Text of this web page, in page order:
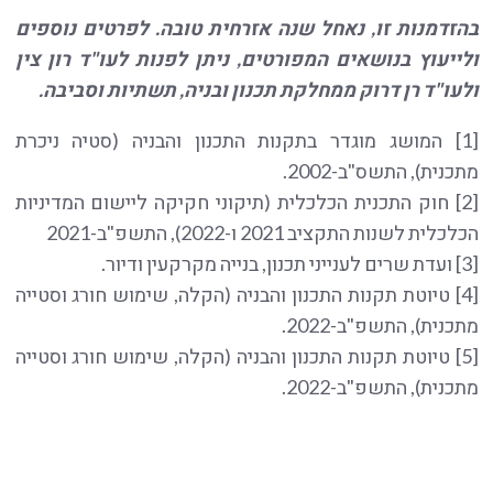
בהזדמנות זו, נאחל שנה אזרחית טובה. לפרטים נוספים
ולייעוץ בנושאים המפורטים, ניתן לפנות לעו"ד רון צין
ולעו"ד רן דרוק ממחלקת תכנון ובניה, תשתיות וסביבה.
[1] המושג מוגדר בתקנות התכנון והבניה (סטיה ניכרת
מתכנית), התשס"ב-2002.
[2] חוק התכנית הכלכלית (תיקוני חקיקה ליישום המדיניות
הכלכלית לשנות התקציב 2021 ו-2022), התשפ"ב-2021
[3] ועדת שרים לענייני תכנון, בנייה מקרקעין ודיור.
[4] טיוטת תקנות התכנון והבניה (הקלה, שימוש חורג וסטייה
מתכנית), התשפ"ב-2022.
[5] טיוטת תקנות התכנון והבניה (הקלה, שימוש חורג וסטייה
מתכנית), התשפ"ב-2022.